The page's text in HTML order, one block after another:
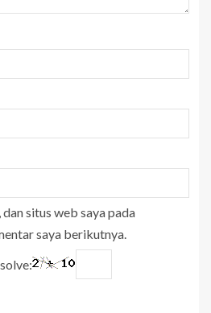
dan situs web saya pada
saya berikutnya.